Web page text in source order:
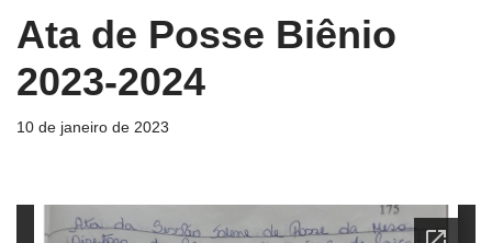
Ata de Posse Biênio
2023-2024
10 de janeiro de 2023